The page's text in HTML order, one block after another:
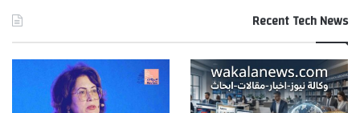
Recent Tech News